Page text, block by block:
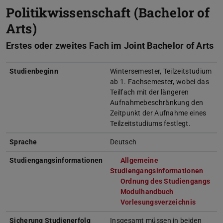
Politikwissenschaft (Bachelor of
Arts)
Erstes oder zweites Fach im Joint Bachelor of Arts
Studienbeginn
Wintersemester, Teilzeitstudium
ab 1. Fachsemester, wobei das
Teilfach mit der längeren
Aufnahmebeschränkung den
Zeitpunkt der Aufnahme eines
Teilzeitstudiums festlegt.
Sprache Deutsch
Studiengangsinformationen
Allgemeine
Studiengangsinformationen
Ordnung des Studiengangs
Modulhandbuch
Vorlesungsverzeichnis
Sicherung Studienerfolg
Insgesamt müssen in beiden